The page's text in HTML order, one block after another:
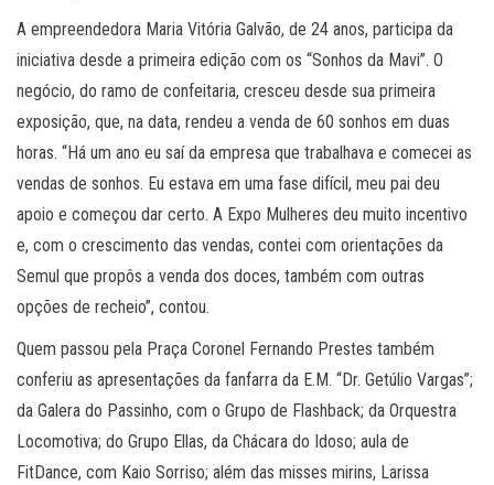
A empreendedora Maria Vitória Galvão, de 24 anos, participa da
iniciativa desde a primeira edição com os “Sonhos da Mavi”. O
negócio, do ramo de confeitaria, cresceu desde sua primeira
exposição, que, na data, rendeu a venda de 60 sonhos em duas
horas. “Há um ano eu saí da empresa que trabalhava e comecei as
vendas de sonhos. Eu estava em uma fase difícil, meu pai deu
apoio e começou dar certo. A Expo Mulheres deu muito incentivo
e, com o crescimento das vendas, contei com orientações da
Semul que propôs a venda dos doces, também com outras
opções de recheio”, contou.
Quem passou pela Praça Coronel Fernando Prestes também
conferiu as apresentações da fanfarra da E.M. “Dr. Getúlio Vargas”;
da Galera do Passinho, com o Grupo de Flashback; da Orquestra
Locomotiva; do Grupo Ellas, da Chácara do Idoso; aula de
FitDance, com Kaio Sorriso; além das misses mirins, Larissa